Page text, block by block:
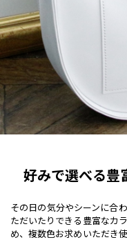
好みで選べる豊
その日の気分やシーンに合
ただいたりできる豊富なカ
め、複数色お求めいただき